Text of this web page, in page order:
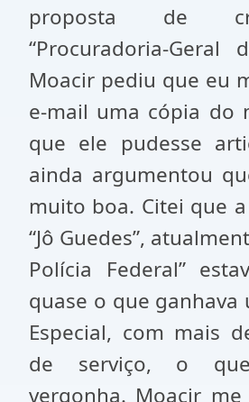
proposta de
“Procuradoria-Geral
Moacir pediu que eu
e-mail uma cópia do
que ele pudesse
ainda argumentou
muito boa. Citei que
“Jô Guedes”,
Polícia Federal”
quase o que ganhava
Especial, com mais
de serviço, o
vergonha. Moacir me